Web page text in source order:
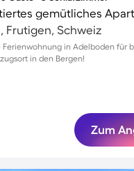
gemütliches
Frutigen, Schweiz
in Adelboden für
in den Bergen!
Zum